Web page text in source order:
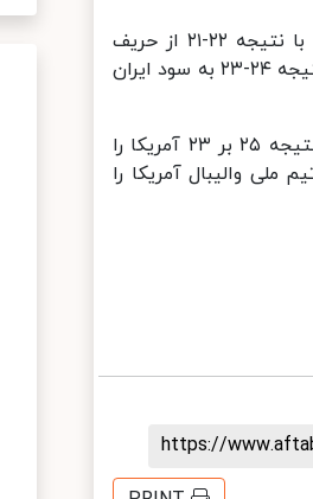
در اواخر این ست، میلاد عبادی پور نتوانست در حمله موفق باشد تا ایران با نتیجه ۲۲-۲۱ از حریف
عقب بیفتد اما دفاع سید محمد موسوی باعث شد ایران به بازی برگردد تا نتیجه ۲۴-۲۳ به سود ایران
بلندقامتان ایران در پایان ست سوم، تیم برتر میدان بودند و توانستند با نتیجه ۲۵ بر ۲۳ آمریکا را
ایران با نتیجه قاطع ۳ بر صفر تیم ملی والیبال آمریکا را
https://